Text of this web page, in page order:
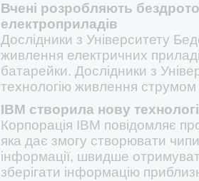
Вчені розробляють
електроприладів
Дослідники з Університету
живлення електричних
батарейки. Дослідники з
технологію живлення
IBM створила нову
Корпорація IBM повідомляє
яка дає змогу створювати
інформації, швидше
зберігати інформацію